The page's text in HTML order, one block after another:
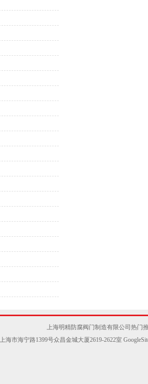
上海明精防腐阀门制造有限公司热门
海市海宁路1399号众昌金城大厦2619-2622室